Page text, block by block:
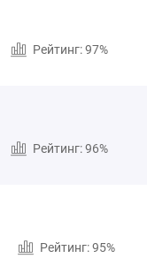
Рейтинг: 97%
Рейтинг: 96%
Рейтинг: 95%